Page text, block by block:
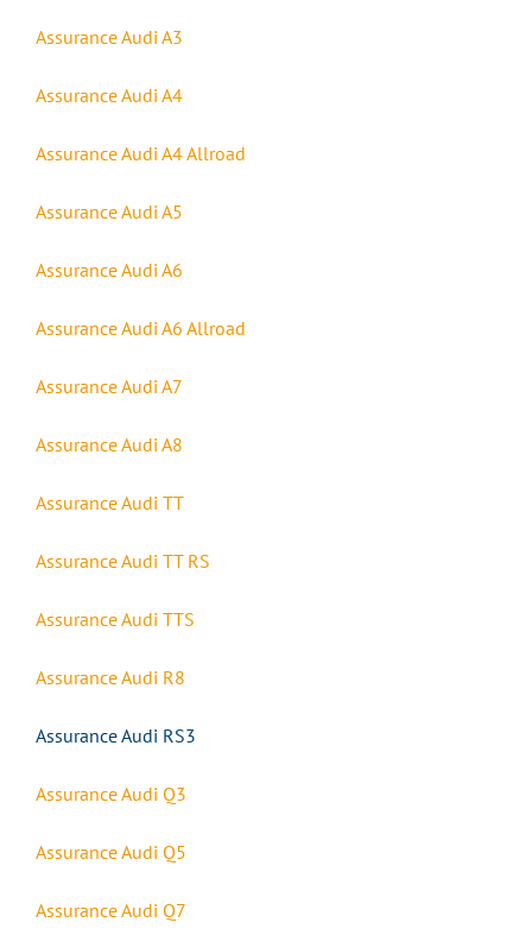
Assurance Audi A3
Assurance Audi A4
Assurance Audi A4 Allroad
Assurance Audi A5
Assurance Audi A6
Assurance Audi A6 Allroad
Assurance Audi A7
Assurance Audi A8
Assurance Audi TT
Assurance Audi TT RS
Assurance Audi TTS
Assurance Audi R8
Assurance Audi RS3
Assurance Audi Q3
Assurance Audi Q5
Assurance Audi Q7